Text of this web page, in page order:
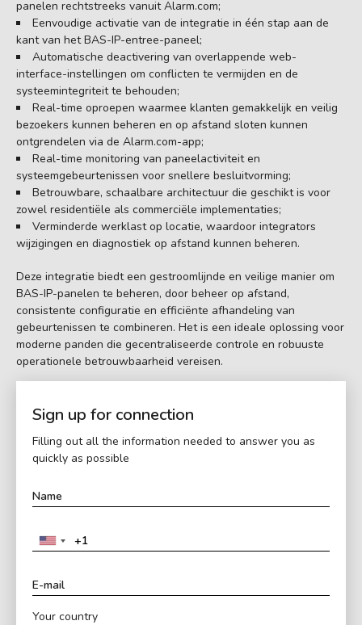
panelen rechtstreeks vanuit Alarm.com;
Eenvoudige activatie van de integratie in één stap aan de
kant van het BAS-IP-entree-paneel;
Automatische deactivering van overlappende web-
interface-instellingen om conflicten te vermijden en de
systeemintegriteit te behouden;
Real-time oproepen waarmee klanten gemakkelijk en veilig
bezoekers kunnen beheren en op afstand sloten kunnen
ontgrendelen via de Alarm.com-app;
Real-time monitoring van paneelactiviteit en
systeemgebeurtenissen voor snellere besluitvorming;
Betrouwbare, schaalbare architectuur die geschikt is voor
zowel residentiële als commerciële implementaties;
Verminderde werklast op locatie, waardoor integrators
wijzigingen en diagnostiek op afstand kunnen beheren.
Deze integratie biedt een gestroomlijnde en veilige manier om
BAS-IP-panelen te beheren, door beheer op afstand,
consistente configuratie en efficiënte afhandeling van
gebeurtenissen te combineren. Het is een ideale oplossing voor
moderne panden die gecentraliseerde controle en robuuste
operationele betrouwbaarheid vereisen.
Sign up for connection
Filling out all the information needed to answer you as
quickly as possible
Your country